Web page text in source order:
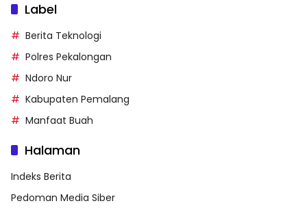
Label
Berita Teknologi
Polres Pekalongan
Ndoro Nur
Kabupaten Pemalang
Manfaat Buah
Halaman
Indeks Berita
Pedoman Media Siber